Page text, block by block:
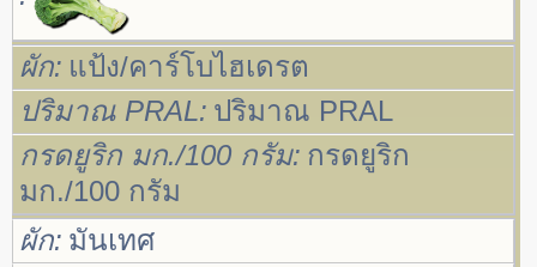
ผัก แป้ง/คาร์โบไฮเดรต
ปริมาณ PRAL ปริมาณ PRAL
กรดยูริก มก./100 กรัม กรดยูริก
มก./100 กรัม
ผัก มันเทศ